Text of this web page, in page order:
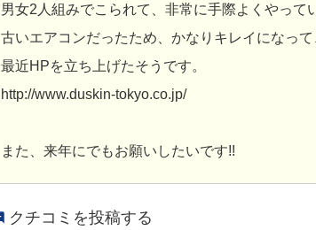
男女2人組みでこられて、非常に手際よくやって
古いエアコンだったため、かなりキレイになっ
最近HPを立ち上げたそうです。
http://www.duskin-tokyo.co.jp/
また、来年にでもお願いしたいです!!
クチコミを投稿する